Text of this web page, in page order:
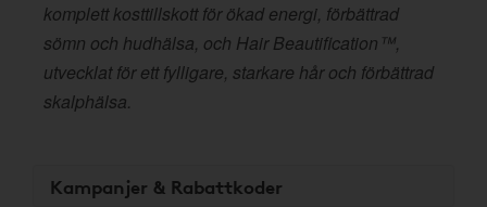
komplett kosttillskott för ökad energi, förbättrad
sömn och hudhälsa, och Hair Beautification™,
utvecklat för ett fylligare, starkare hår och förbättrad
skalphälsa.
Kampanjer & Rabattkoder